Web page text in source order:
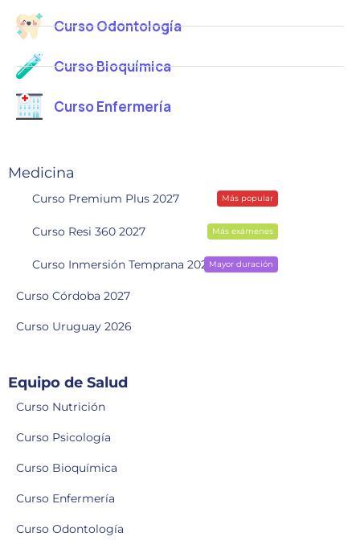
Curso Odontología
Curso Bioquímica
Curso Enfermería
Medicina
Curso Premium Plus 2027 Más popular
Curso Resi 360 2027 Más exámenes
Curso Inmersión Temprana 2028Mayor duración
Curso Córdoba 2027
Curso Uruguay 2026
Equipo de Salud
Curso Nutrición
Curso Psicología
Curso Bioquímica
Curso Enfermería
Curso Odontología